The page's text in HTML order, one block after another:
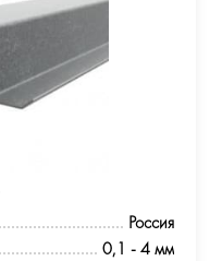
Россия
0,1 - 4 мм